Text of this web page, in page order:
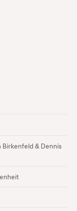
Birkenfeld & Dennis